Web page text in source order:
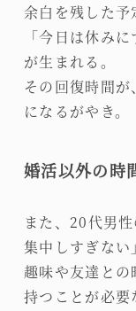
余白を残した予
「今日は休み
が生まれる。
その回復時間
になるがやき。
婚活以外の時
また、20代男
集中しすぎない
趣味や友達との
持つことが必要